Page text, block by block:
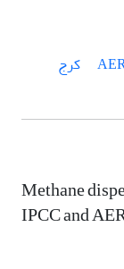
کرج
Methane
IPCC and